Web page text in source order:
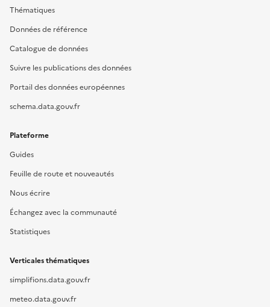
Thématiques
Données de référence
Catalogue de données
Suivre les publications des données
Portail des données européennes
schema.data.gouv.fr
Plateforme
Guides
Feuille de route et nouveautés
Nous écrire
Échangez avec la communauté
Statistiques
Verticales thématiques
simplifions.data.gouv.fr
meteo.data.gouv.fr